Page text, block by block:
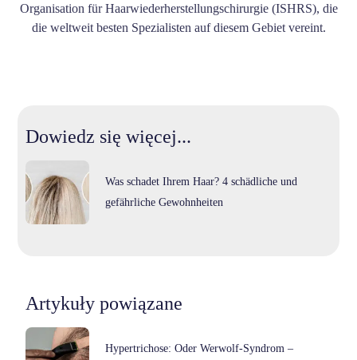
Organisation für Haarwiederherstellungschirurgie (ISHRS), die
die weltweit besten Spezialisten auf diesem Gebiet vereint.
Dowiedz się więcej...
Was schadet Ihrem Haar? 4 schädliche und
gefährliche Gewohnheiten
Artykuły powiązane
Hypertrichose: Oder Werwolf-Syndrom –